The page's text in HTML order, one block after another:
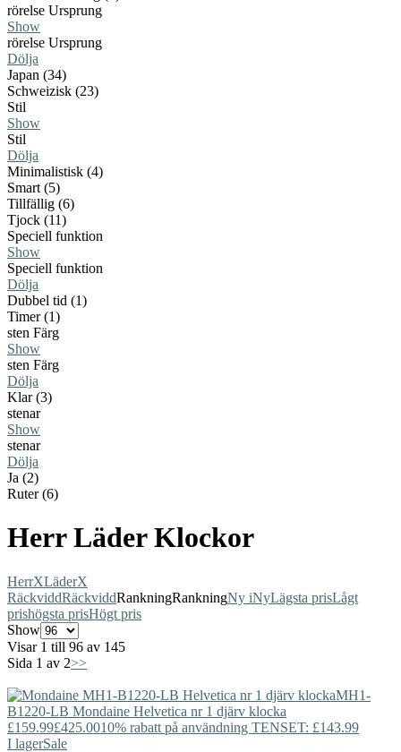
rörelse Ursprung
Show
rörelse Ursprung
Dölja
Japan (34)
Schweizisk (23)
Stil
Show
Stil
Dölja
Minimalistisk (4)
Smart (5)
Tillfällig (6)
Tjock (11)
Speciell funktion
Show
Speciell funktion
Dölja
Dubbel tid (1)
Timer (1)
sten Färg
Show
sten Färg
Dölja
Klar (3)
stenar
Show
stenar
Dölja
Ja (2)
Ruter (6)
Herr Läder Klockor
HerrXLäderX
RäckviddRäckviddRankningRankningNy iNyLägsta prisLågt
prishögsta prisHögt pris
Show
Visar 1 till 96 av 145
Sida 1 av 2>>
MH1-
B1220-LB Mondaine Helvetica nr 1 djärv klocka
£159.99£425.0010% rabatt på användning TENSET: £143.99
I lagerSale